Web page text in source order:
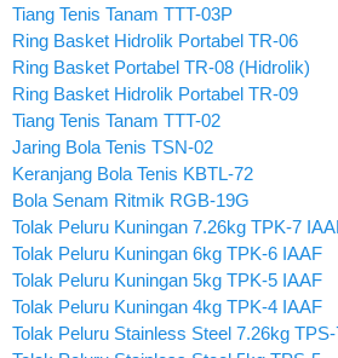
Tiang Tenis Tanam TTT-03P
Ring Basket Hidrolik Portabel TR-06
Ring Basket Portabel TR-08 (Hidrolik)
Ring Basket Hidrolik Portabel TR-09
Tiang Tenis Tanam TTT-02
Jaring Bola Tenis TSN-02
Keranjang Bola Tenis KBTL-72
Bola Senam Ritmik RGB-19G
Tolak Peluru Kuningan 7.26kg TPK-7
Tolak Peluru Kuningan 6kg TPK-6 IAAF
Tolak Peluru Kuningan 5kg TPK-5 IAAF
Tolak Peluru Kuningan 4kg TPK-4 IAAF
Tolak Peluru Stainless Steel 7.26kg